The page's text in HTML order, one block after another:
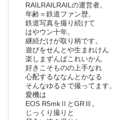
RAILRAILRAILの運営者。
年齢＝鉄道ファン歴。
鉄道写真を撮り続けて
はやウン十年。
継続だけが取り柄です。
遊びをせんとや生まれけん
楽しまずんばこれいかん
好きこそものの上手なれ
心配するななんとかなる
そんなゆるさで撮ってます。
愛機は
EOS R5mkⅡとGRⅢ。
じっくり撮りと